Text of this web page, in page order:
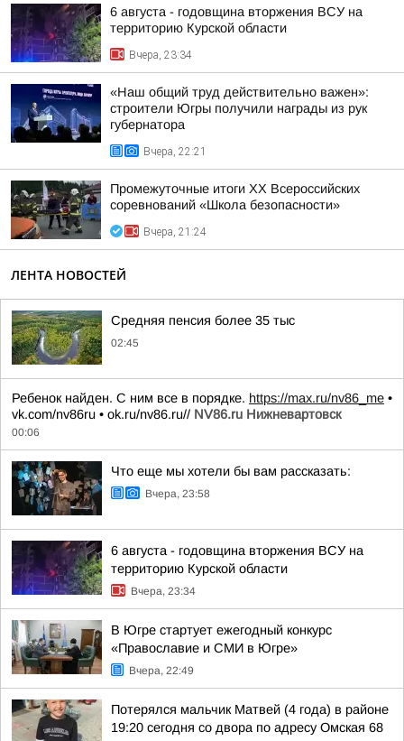
6 августа - годовщина вторжения ВСУ на
территорию Курской области
Вчера, 23:34
«Наш общий труд действительно важен»:
строители Югры получили награды из рук
губернатора
Вчера, 22:21
Промежуточные итоги XX Всероссийских
соревнований «Школа безопасности»
Вчера, 21:24
ЛЕНТА НОВОСТЕЙ
Средняя пенсия более 35 тыс
02:45
Ребенок найден. С ним все в порядке. https://max.ru/nv86_me •
vk.com/nv86ru • ok.ru/nv86.ru// NV86.ru Нижневартовск
00:06
Что еще мы хотели бы вам рассказать:
Вчера, 23:58
6 августа - годовщина вторжения ВСУ на
территорию Курской области
Вчера, 23:34
В Югре стартует ежегодный конкурс
«Православие и СМИ в Югре»
Вчера, 22:49
Потерялся мальчик Матвей (4 года) в районе
19:20 сегодня со двора по адресу Омская 68